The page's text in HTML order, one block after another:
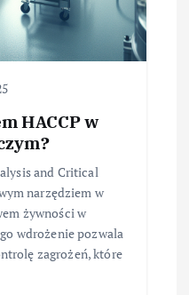
HACCP w
and Critical
narzędziem w
żywności w
wdrożenie pozwala
zagrożeń, które